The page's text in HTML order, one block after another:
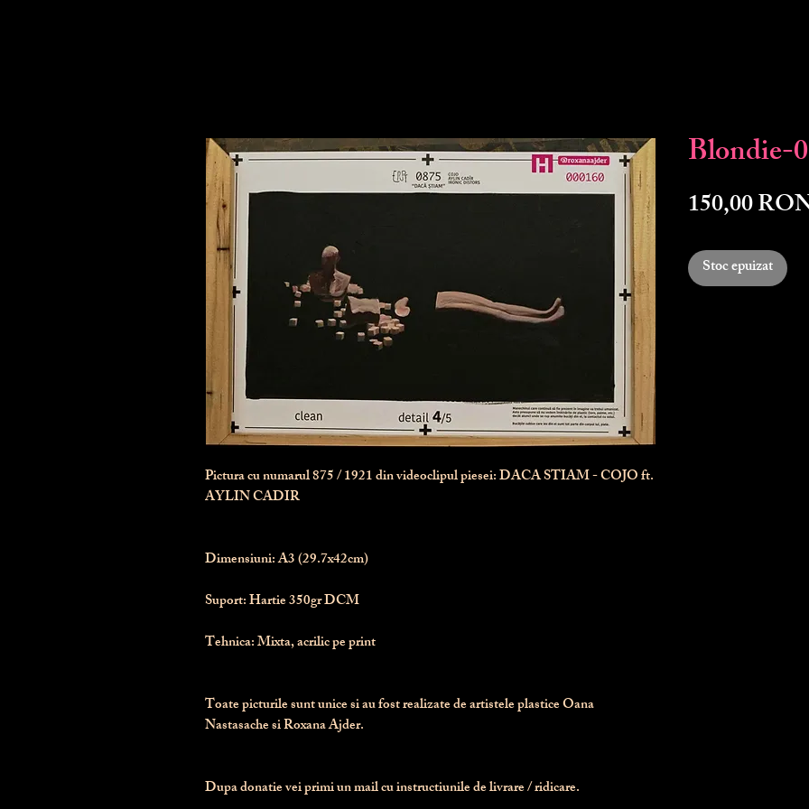
Pictura cu numarul875/ 1921 din videoclipul piesei: DACA STIAM - COJO ft.
AYLIN CADIR
Dimensiuni: A3 (29.7x42cm)
Suport: Hartie 350gr DCM
Tehnica: Mixta, acrilic pe print
Toate picturile sunt unice si au fost realizate de artistele plastice Oana
Nastasache si Roxana Ajder.
Dupa donatie vei primi un mail cu instructiunile de livrare / ridicare.
Blondie-
150,00
Stoc epuizat